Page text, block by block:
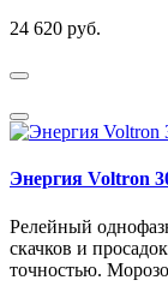
24 620 руб.
Энергия Voltron
Релейный
скачков и
точностью.